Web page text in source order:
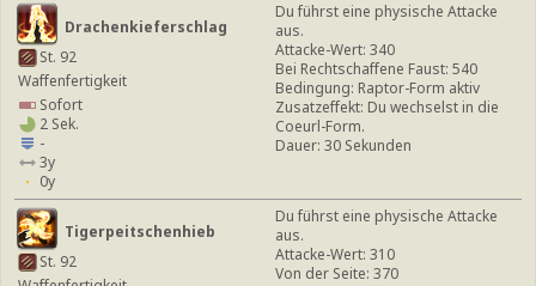
Drachenkieferschlag
St. 92
Waffenfertigkeit
Sofort
2 Sek.
-
3y
0y
Du führst eine physische Attacke
aus.
Attacke-Wert: 340
Bei Rechtschaffene Faust: 540
Bedingung: Raptor-Form aktiv
Zusatzeffekt: Du wechselst in die
Coeurl-Form.
Dauer: 30 Sekunden
Tigerpeitschenhieb
St. 92
Du führst eine physische Attacke
aus.
Attacke-Wert: 310
Von der Seite: 370